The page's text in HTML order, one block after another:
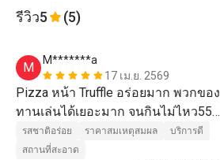
รีวิว5 (5)
M
M*******a
17 เม.ย. 2569
Pizza หน้า Truffle อร่อยมาก พวกของ
ทานเล่นได้เยอะมาก จนกินไม่ไหว555
คุ้มเกินราคามากค่ะ
รสชาติอร่อย ราคาสมเหตุสมผล
บริการดี
สถานที่สะอาด